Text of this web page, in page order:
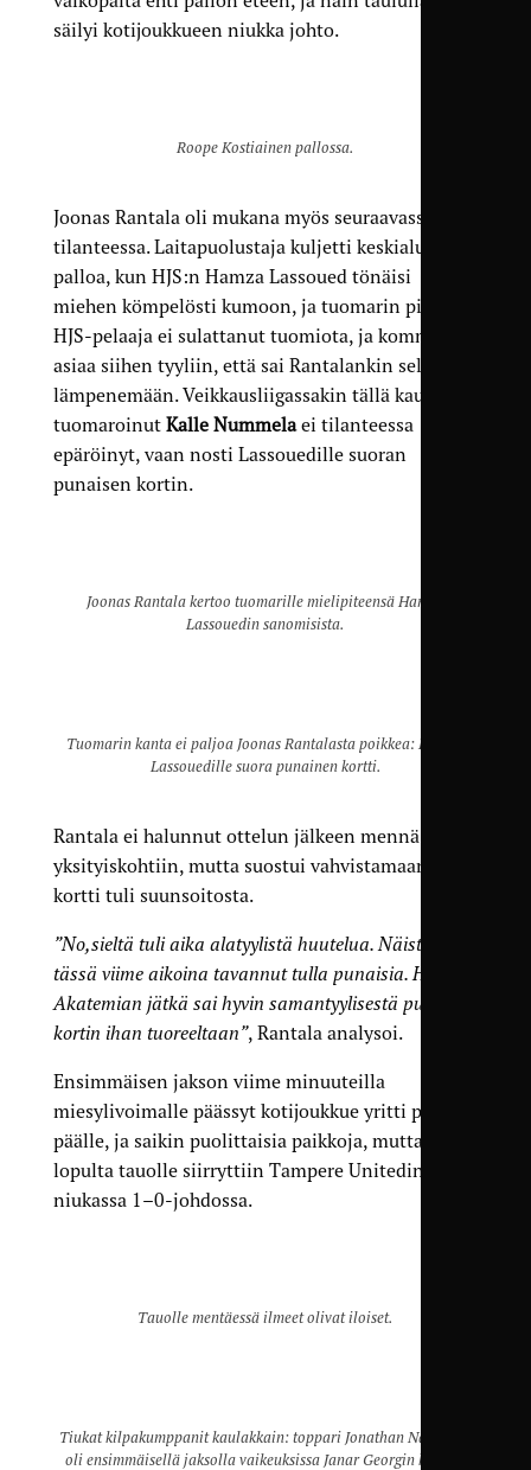
säilyi kotijoukkueen niukka johto.
Roope Kostiainen pallossa.
Joonas Rantala oli mukana myös seuraavassa
tilanteessa. Laitapuolustaja kuljetti keskialueella
palloa, kun HJS:n Hamza Lassoued tönäisi
miehen kömpelösti kumoon, ja tuomarin pilli soi.
HJS-pelaaja ei sulattanut tuomiota, ja kommentoi
asiaa siihen tyyliin, että sai Rantalankin selvästi
lämpenemään. Veikkausliigassakin tällä kaudelle
tuomaroinut Kalle Nummelaei tilanteessa
epäröinyt, vaan nosti Lassouedille suoran
punaisen kortin.
Joonas Rantala kertoo tuomarille mielipiteensä Hamza
Lassouedin sanomisista.
Tuomarin kanta ei paljoa Joonas Rantalasta poikkea: Hamza
Lassouedille suora punainen kortti.
Rantala ei halunnut ottelun jälkeen mennä
yksityiskohtiin, mutta suostui vahvistamaan, että
kortti tuli suunsoitosta.
”No,sieltä tuli aika alatyylistä huutelua. Näistä on
tässä viime aikoina tavannut tulla punaisia. Honka-
Akatemian jätkä sai hyvin samantyylisestä punaisen
kortin ihan tuoreeltaan”, Rantala analysoi.
Ensimmäisen jakson viime minuuteilla
miesylivoimalle päässyt kotijoukkue yritti painaa
päälle, ja saikin puolittaisia paikkoja, mutta
lopulta tauolle siirryttiin Tampere Unitedin
niukassa 1–0-johdossa.
Tauolle mentäessä ilmeet olivat iloiset.
Tiukat kilpakumppanit kaulakkain: toppari Jonathan Ndongala
oli ensimmäisellä jaksolla vaikeuksissa Janar Georgin kanssa.